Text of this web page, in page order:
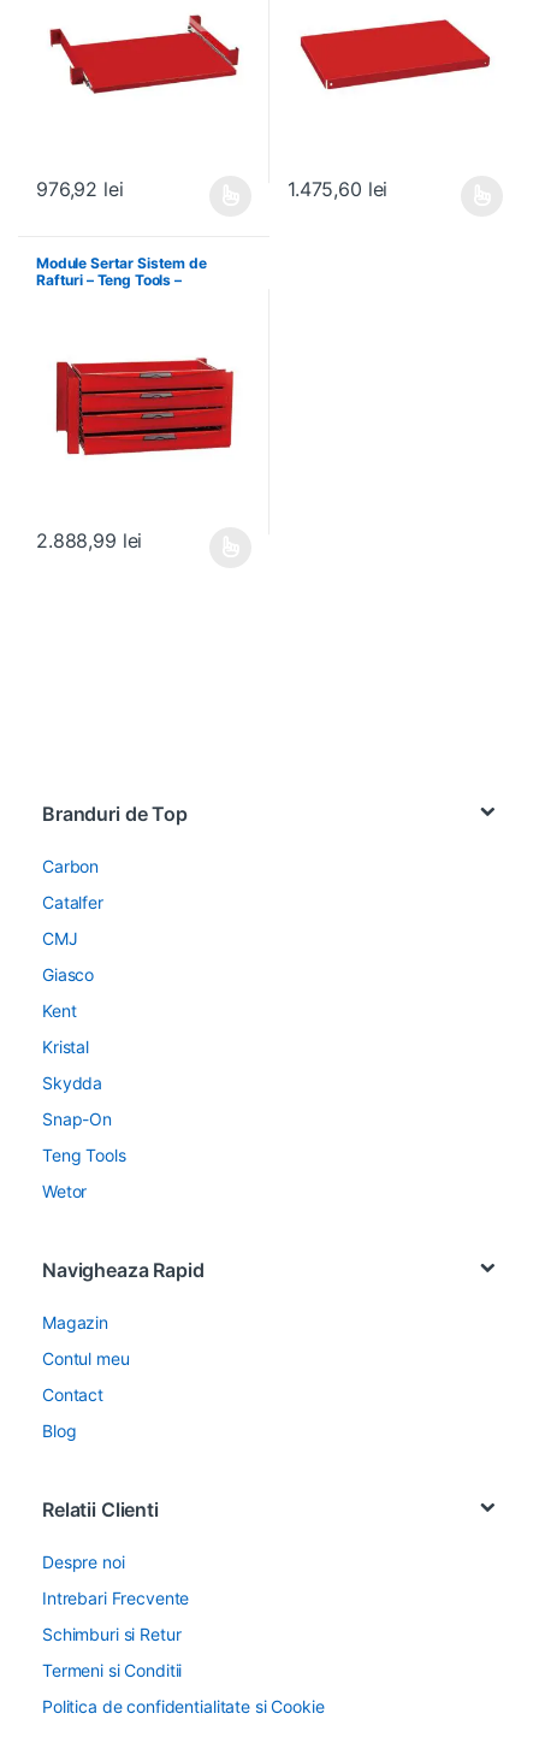
976,92 lei 1.475,60 lei
Module Sertar Sistem de
Rafturi – Teng Tools –
2.888,99 lei
Branduri de Top
Carbon
Catalfer
CMJ
Giasco
Kent
Kristal
Skydda
Snap-On
Teng Tools
Wetor
Navigheaza Rapid
Magazin
Contul meu
Contact
Blog
Relatii Clienti
Despre noi
Intrebari Frecvente
Schimburi si Retur
Termeni si Conditii
Politica de confidentialitate si Cookie